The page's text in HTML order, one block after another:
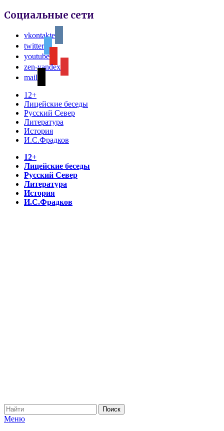
Социальные сети
vkontakte
twitter
youtube
zen-yandex
mail
12+
Лицейские беседы
Русский Север
Литература
История
И.С.Фрадков
12+
Лицейские беседы
Русский Север
Литература
История
И.С.Фрадков
Меню